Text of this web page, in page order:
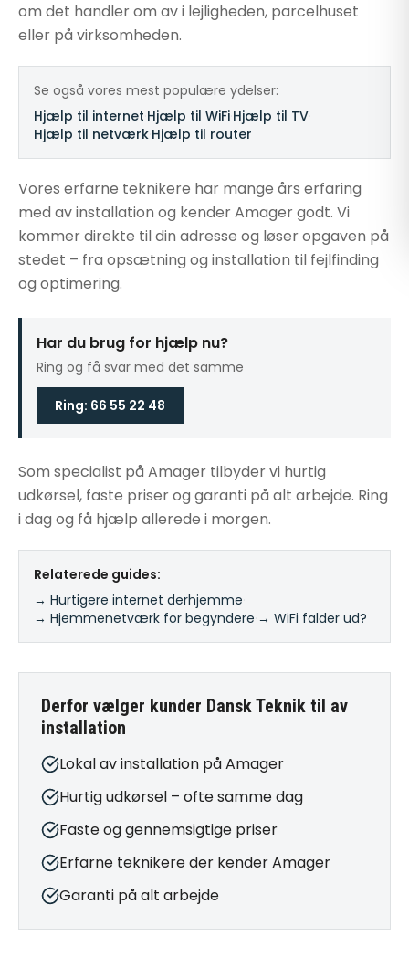
om det handler om av i lejligheden, parcelhuset
eller på virksomheden.
Se også vores mest populære ydelser:
Hjælp til internet Hjælp til WiFi Hjælp til TV
Hjælp til netværk Hjælp til router
Vores erfarne teknikere har mange års erfaring
med av installation og kender Amager godt. Vi
kommer direkte til din adresse og løser opgaven på
stedet – fra opsætning og installation til fejlfinding
og optimering.
Har du brug for hjælp nu?
Ring og få svar med det samme
Ring: 66 55 22 48
Som specialist på Amager tilbyder vi hurtig
udkørsel, faste priser og garanti på alt arbejde. Ring
i dag og få hjælp allerede i morgen.
Relaterede guides:
→ Hurtigere internet derhjemme
→ Hjemmenetværk for begyndere → WiFi falder ud?
Derfor vælger kunder Dansk Teknik til av
installation
Lokal av installation på Amager
Hurtig udkørsel – ofte samme dag
Faste og gennemsigtige priser
Erfarne teknikere der kender Amager
Garanti på alt arbejde